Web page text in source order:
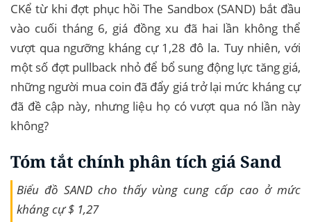
CKể từ khi đợt phục hồi The Sandbox (SAND) bắt đầu
vào cuối tháng 6, giá đồng xu đã hai lần không thể
vượt qua ngưỡng kháng cự 1,28 đô la. Tuy nhiên, với
một số đợt pullback nhỏ để bổ sung động lực tăng giá,
những người mua coin đã đẩy giá trở lại mức kháng cự
đã đề cập này, nhưng liệu họ có vượt qua nó lần này
không?
Tóm tắt chính phân tích giá Sand
Biểu đồ SAND cho thấy vùng cung cấp cao ở mức
kháng cự $ 1,27